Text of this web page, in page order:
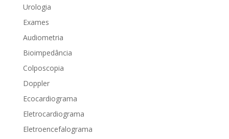
Urologia
Exames
Audiometria
Bioimpedância
Colposcopia
Doppler
Ecocardiograma
Eletrocardiograma
Eletroencefalograma